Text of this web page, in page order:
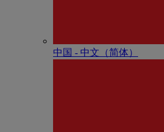
中国 - 中⽂（简体）